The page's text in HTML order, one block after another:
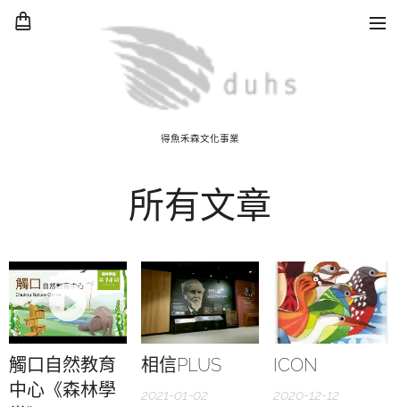
得魚禾森文化事業
所有文章
觸口自然教育
中心《森林學
相信PLUS
2021-01-02
ICON
2020-12-12